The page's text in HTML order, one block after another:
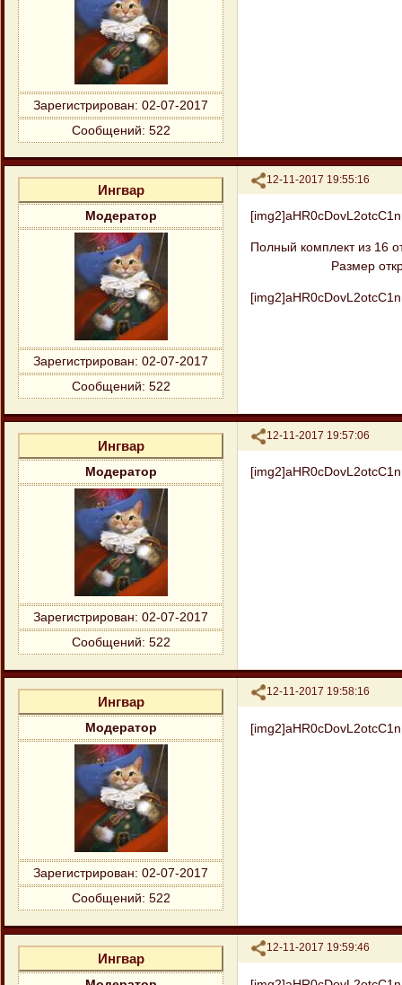
Зарегистрирован: 02-07-2017
Сообщений: 522
Поделиться
12-11-2017 19:55:16
Ингвар
Модератор
Зарегистрирован: 02-07-2017
Сообщений: 522
Полный комплект из 16
Размер
Поделиться
12-11-2017 19:57:06
Ингвар
Модератор
Зарегистрирован: 02-07-2017
Сообщений: 522
Поделиться
12-11-2017 19:58:16
Ингвар
Модератор
Зарегистрирован: 02-07-2017
Сообщений: 522
Поделиться
12-11-2017 19:59:46
Ингвар